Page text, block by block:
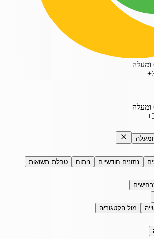
נתונים חודשיים ניתוח
טבלת תשואות
מול הקטגוריה